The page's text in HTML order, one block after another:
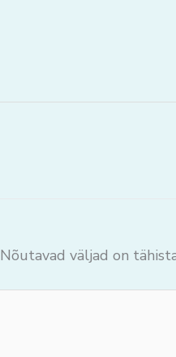
Nõutavad väljad on